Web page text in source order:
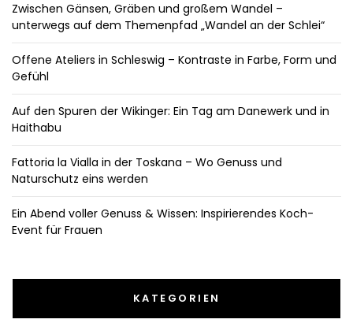
Zwischen Gänsen, Gräben und großem Wandel –
unterwegs auf dem Themenpfad „Wandel an der Schlei“
Offene Ateliers in Schleswig – Kontraste in Farbe, Form und
Gefühl
Auf den Spuren der Wikinger: Ein Tag am Danewerk und in
Haithabu
Fattoria la Vialla in der Toskana – Wo Genuss und
Naturschutz eins werden
Ein Abend voller Genuss & Wissen: Inspirierendes Koch-
Event für Frauen
KATEGORIEN